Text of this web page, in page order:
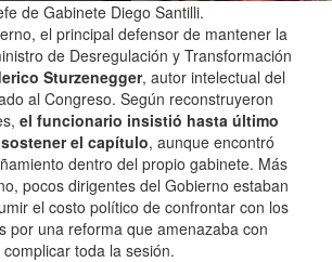
de Gabinete Diego Santilli.
el principal defensor de mantener la
de Desregulación y Transformación
Sturzenegger, autor intelectual del
al Congreso. Según reconstruyeron
el funcionario insistió hasta último
el capítulo, aunque encontró
dentro del propio gabinete. Más
pocos dirigentes del Gobierno estaban
el costo político de confrontar con los
por una reforma que amenazaba con
complicar toda la sesión.